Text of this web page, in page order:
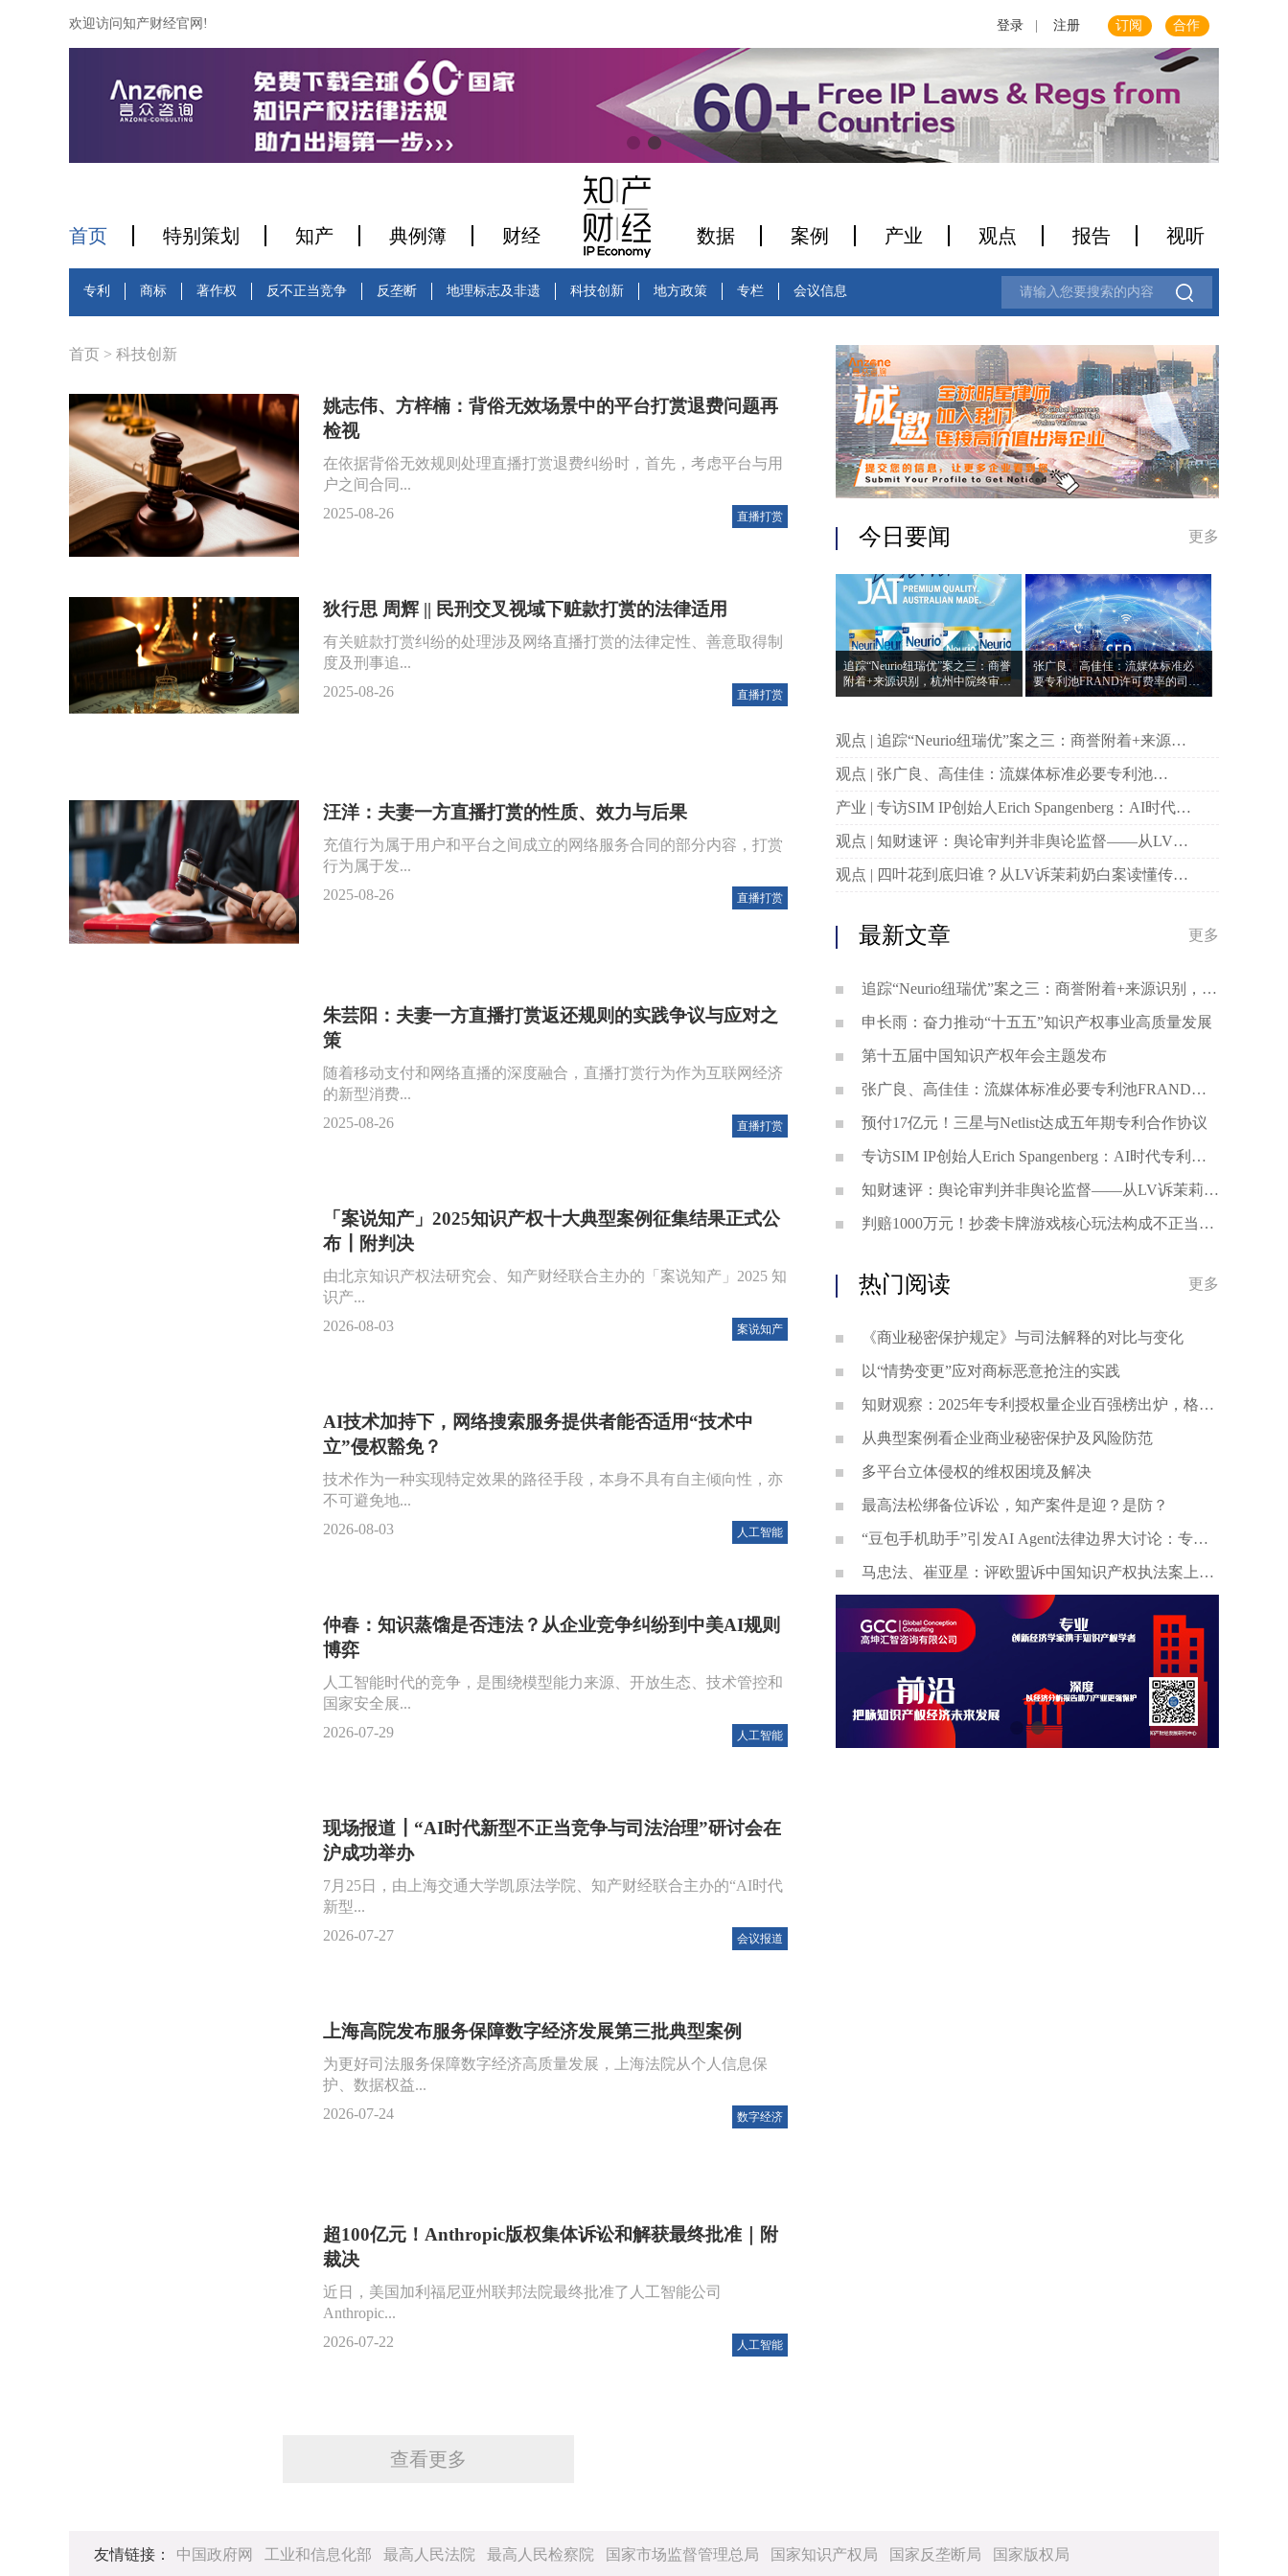
欢迎访问知产财经官网! 登录 注册 订阅 合作
首页 特别策划 知产 典例簿 财经 数据 案例 产业 观点 报告 视听
专利 商标 著作权 反不正当竞争 反垄断 地理标志及非遗 科技创新 地方政策 专栏 会议信息
首页 > 科技创新
姚志伟、方梓楠：背俗无效场景中的平台打赏退费问题再
检视
在依据背俗无效规则处理直播打赏退费纠纷时，首先，考虑平台与用
户之间合同...
2025-08-26
直播打赏
狄行思 周辉 || 民刑交叉视域下赃款打赏的法律适用
有关赃款打赏纠纷的处理涉及网络直播打赏的法律定性、善意取得制
度及刑事追...
2025-08-26
直播打赏
汪洋：夫妻一方直播打赏的性质、效力与后果
充值行为属于用户和平台之间成立的网络服务合同的部分内容，打赏
行为属于发...
2025-08-26
直播打赏
朱芸阳：夫妻一方直播打赏返还规则的实践争议与应对之
策
随着移动支付和网络直播的深度融合，直播打赏行为作为互联网经济
的新型消费...
2025-08-26
直播打赏
「案说知产」2025知识产权十大典型案例征集结果正式公
布┃附判决
由北京知识产权法研究会、知产财经联合主办的「案说知产」2025 知
识产...
2026-08-03
案说知产
AI技术加持下，网络搜索服务提供者能否适用“技术中
立”侵权豁免？
技术作为一种实现特定效果的路径手段，本身不具有自主倾向性，亦
不可避免地...
2026-08-03
人工智能
仲春：知识蒸馏是否违法？从企业竞争纠纷到中美AI规则
博弈
人工智能时代的竞争，是围绕模型能力来源、开放生态、技术管控和
国家安全展...
2026-07-29
人工智能
现场报道┃“AI时代新型不正当竞争与司法治理”研讨会在
沪成功举办
7月25日，由上海交通大学凯原法学院、知产财经联合主办的“AI时代
新型...
2026-07-27
会议报道
上海高院发布服务保障数字经济发展第三批典型案例
为更好司法服务保障数字经济高质量发展，上海法院从个人信息保
护、数据权益...
2026-07-24
数字经济
超100亿元！Anthropic版权集体诉讼和解获最终批准｜附
裁决
近日，美国加利福尼亚州联邦法院最终批准了人工智能公司
Anthropic...
2026-07-22
人工智能
查看更多
今日要闻 更多
追踪“Neurio纽瑞优”案之三：商誉
附着+来源识别，杭州中院终审指
明包装装潢权益归属判断根本标
张广良、高佳佳：流媒体标准必
要专利池FRAND许可费率的司法
管辖：以中英判例为切入点
观点 | 追踪“Neurio纽瑞优”案之三：商誉附着+来源识
别，杭州中院终审指明包装装潢权益归属判断根本标
准
观点 | 张广良、高佳佳：流媒体标准必要专利池
FRAND许可费率的司法管辖：以中英判例为切入点
产业 | 专访SIM IP创始人Erich Spangenberg：AI时代专
利价值重估，中国将成未来三年投资重点
观点 | 知财速评：舆论审判并非舆论监督——从LV诉
茉莉奶白案看公共讨论的边界
观点 | 四叶花到底归谁？从LV诉茉莉奶白案读懂传统
最新文章 更多
追踪“Neurio纽瑞优”案之三：商誉附着+来源识别，杭
州中院终审指明包装装潢权益归属判断根本标准
申长雨：奋力推动“十五五”知识产权事业高质量发展
第十五届中国知识产权年会主题发布
张广良、高佳佳：流媒体标准必要专利池FRAND许
可费率的司法管辖：以中英判例为切入点
预付17亿元！三星与Netlist达成五年期专利合作协议
专访SIM IP创始人Erich Spangenberg：AI时代专利价
值重估，中国将成未来三年投资重点
知财速评：舆论审判并非舆论监督——从LV诉茉莉奶
白案看公共讨论的边界
判赔1000万元！抄袭卡牌游戏核心玩法构成不正当竞
热门阅读 更多
《商业秘密保护规定》与司法解释的对比与变化
以“情势变更”应对商标恶意抢注的实践
知财观察：2025年专利授权量企业百强榜出炉，格力
等头部企业引领创新浪潮
从典型案例看企业商业秘密保护及风险防范
多平台立体侵权的维权困境及解决
最高法松绑备位诉讼，知产案件是迎？是防？
“豆包手机助手”引发AI Agent法律边界大讨论：专家
深度剖析数据合规与竞争秩序
马忠法、崔亚星：评欧盟诉中国知识产权执法案上诉
仲裁裁决
友情链接： 中国政府网 工业和信息化部 最高人民法院 最高人民检察院 国家市场监督管理总局 国家知识产权局 国家反垄断局 国家版权局